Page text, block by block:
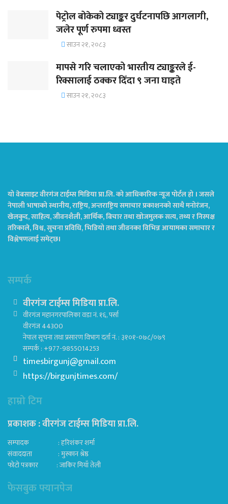
पेट्रोल बोकेको ट्याङ्कर दुर्घटनापछि आगलागी,
जलेर पूर्ण रुपमा ध्वस्त
साउन २१, २०८३
मापसे गरि चलाएको भारतीय ट्याङ्करले ई-
रिक्सालाई ठक्कर दिँदा ९ जना घाइते
साउन २१, २०८३
यो वेबसाइट वीरगंज टाईम्स मिडिया प्रा.लि. को आधिकारिक न्यूज पोर्टल हो । जसले
नेपाली भाषाको स्थानीय, राष्ट्रिय, अन्तराष्ट्रिय समाचार प्रकाशनको साथै मनोरंजन,
खेलकुद, साहित्य, जीवनशैली, आर्थिक, बिचार तथा खोजमुलक सत्य, तथ्य र निस्पक्ष
तरिकाले, विश्व, सुचना प्रविधि, भिडियो तथा जीवनका विभिन्न आयामका समाचार र
विश्लेषणलाई समेट्छ।
सम्पर्क
वीरगंज टाईम्स मिडिया प्रा.लि.
वीरगंज महानगरपालिका वडा नं. १६, पर्सा
वीरगंज 44300
नेपाल सूचना तथा प्रसारण विभाग दर्ता नं. : ३१०१-०७८/०७९
सम्पर्क : +977-9855014253
timesbirgunj@gmail.com
https://birgunjtimes.com/
हाम्रो टिम
प्रकाशक : वीरगंज टाईम्स मिडिया प्रा‍.लि.
सम्पादक : हरिशंकर शर्मा
संवाददाता : मुस्कान श्रेष्ठ
फोटो पत्रकार : जाकिर मियाँ तेली
फेसबुक फ्यानपेज